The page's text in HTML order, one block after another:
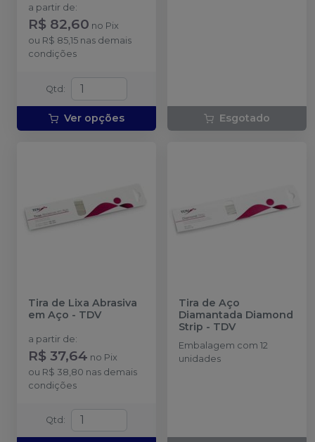
a partir de:
R$ 82,60 no Pix
ou R$ 85,15 nas demais
condições
Qtd :
Ver opções Esgotado
Tira de Lixa Abrasiva
em Aço - TDV
a partir de:
R$ 37,64 no Pix
ou R$ 38,80 nas demais
condições
Qtd :
Tira de Aço
Diamantada Diamond
Strip - TDV
Embalagem com 12
unidades